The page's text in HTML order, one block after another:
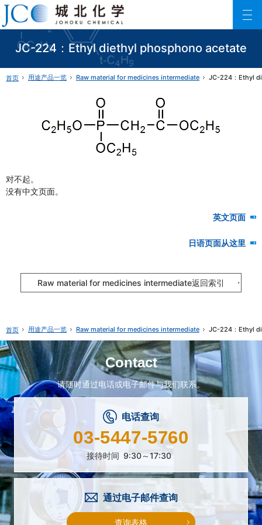
JC-224：Ethyl diethyl phosphono acetate
城北化学工业株式会社
ファインケミカル製品の専門メーカー 城北化学工業株式会社
首页 用途产品一览 Raw material for medicines intermediate JC-224：Ethyl
对不起。
没有中文页面。
英文页面
日语页面从这里
Raw material for medicines intermediate返回索引
首页 用途产品一览 Raw material for medicines intermediate JC-224：Ethyl
Contact
请随时通过电话或电子邮件与我们联系。
电话查询
03-5447-5760
接待时间 9:30～17:30
通过电子邮件查询
查询表格